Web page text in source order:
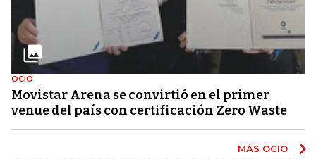
OCIO
Movistar Arena se convirtió en el primer
venue del país con certificación Zero Waste
MÁS OCIO